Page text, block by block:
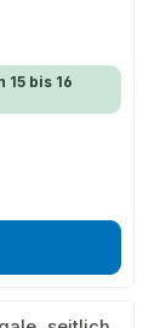
bis 16